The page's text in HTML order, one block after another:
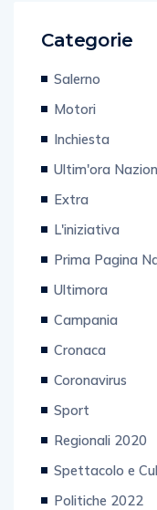
Categorie
Salerno
Motori
Inchiesta
Ultim'ora
Extra
L'iniziativa
Prima Pagina
Ultimora
Campania
Cronaca
Coronavirus
Sport
Regionali 2020
Spettacolo e
Politiche 2022